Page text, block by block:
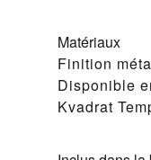
Matériaux
Finition
Disponible
Kvadrat